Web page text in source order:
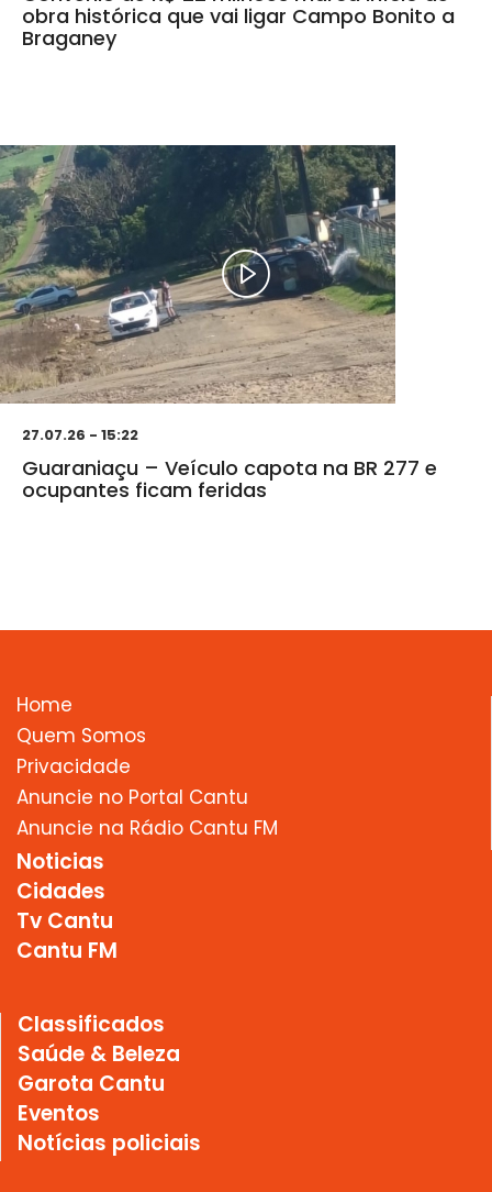
obra histórica que vai ligar Campo Bonito a
Braganey
27.07.26 - 15:22
Guaraniaçu – Veículo capota na BR 277 e
ocupantes ficam feridas
Home
Quem Somos
Privacidade
Anuncie no Portal Cantu
Anuncie na Rádio Cantu FM
Noticias
Cidades
Tv Cantu
Cantu FM
Classificados
Saúde & Beleza
Garota Cantu
Eventos
Notícias policiais